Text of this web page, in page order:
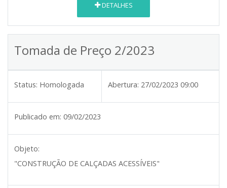
DETALHES
Tomada de Preço 2/2023
Status: Homologada Abertura: 27/02/2023 09:00
Publicado em: 09/02/2023
Objeto:
"CONSTRUÇÃO DE CALÇADAS ACESSÍVEIS"